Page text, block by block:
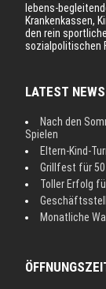
lebens-
Krankenkassen,
den rein
sozialpolitischen
LATEST NEWS
Nach den
Spielen
Eltern-Kind-
Grillfest für
Toller Erfolg
Monatliche